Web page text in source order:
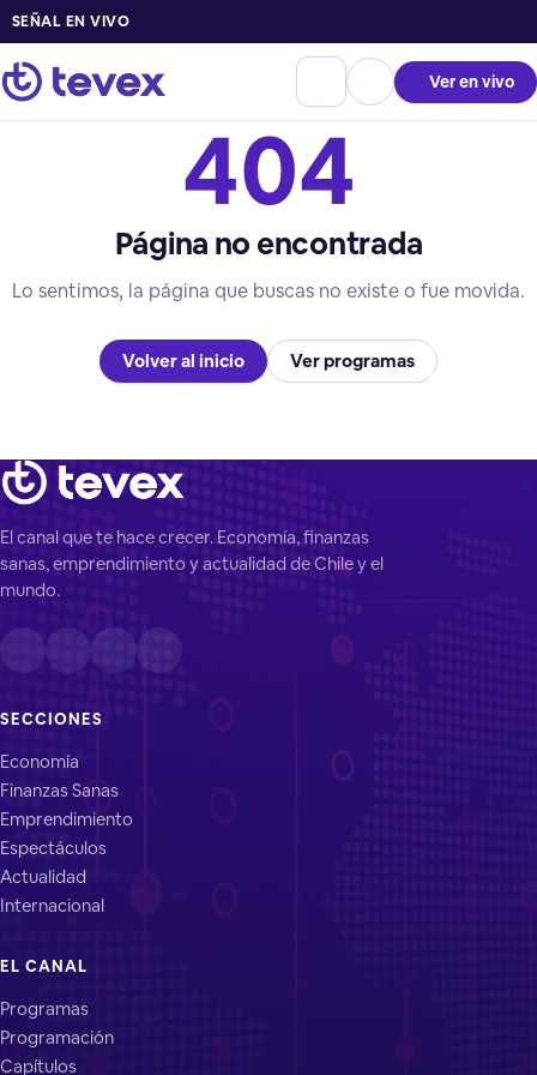
SEÑAL EN VIVO
Ver en vivo
404
Página no encontrada
Lo sentimos, la página que buscas no existe o fue movida.
Volver al inicio Ver programas
El canal que te hace crecer. Economía, finanzas
sanas, emprendimiento y actualidad de Chile y el
mundo.
SECCIONES
Economía
Finanzas Sanas
Emprendimiento
Espectáculos
Actualidad
Internacional
EL CANAL
Programas
Programación
Capítulos